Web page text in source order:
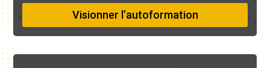
Visionner l’autoformation